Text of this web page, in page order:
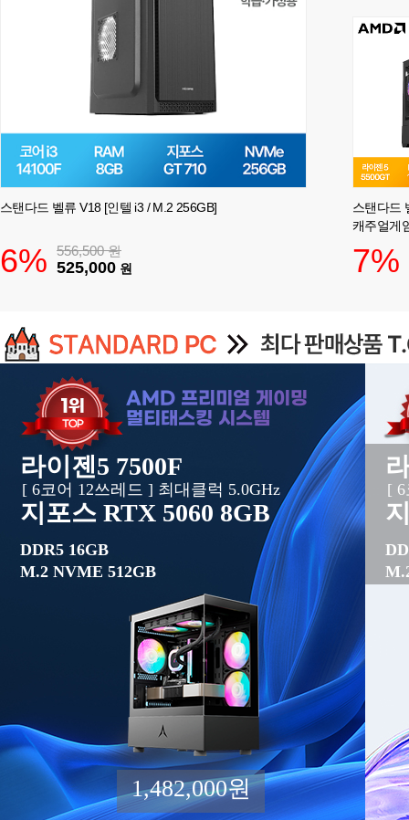
스탠다드 벨류 V18 [인텔 i3 / M.2 256GB]
6% 556,500 원
525,000 원
스탠다드
캐주얼게
7%
AMD 프리미엄 게이밍
멀티태스킹 시스템
라이젠5 7500F
[ 6코어 12쓰레드 ] 최대클럭 5.0GHz
지포스 RTX 5060 8GB
DDR5 16GB
M.2 NVME 512GB
1,482,000원
[